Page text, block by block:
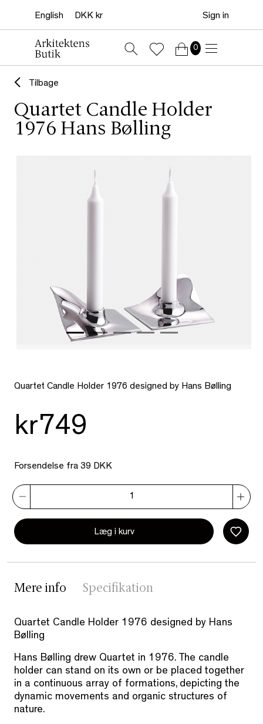
Sign in
0
Tilbage
Quartet Candle Holder
1976 Hans Bølling
Quartet Candle Holder 1976 designed by Hans Bølling
kr749
Forsendelse fra 39 DKK
Læg i kurv
Mere info Specifikation
Quartet Candle Holder 1976 designed by Hans
Bølling
Hans Bølling drew Quartet in 1976. The candle
holder can stand on its own or be placed together
in a continuous array of formations, depicting the
dynamic movements and organic structures of
nature.